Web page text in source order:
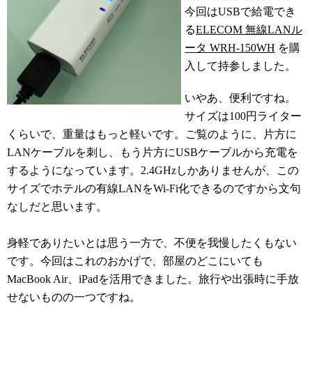
今回はUSBで給電でき
るELECOM 無線LANル
ータ WRH-150WH を購
入して持参しました。
いやあ、便利ですね。
サイズは100円ライター
くらいで、重量はもっと軽いです。ご覧のように、片方に
LANケーブルを刺し、もう片方にUSBケーブルから充電を
するようになっています。2.4GHzしかありませんが、この
サイズでホテルの有線LANをWi-Fi化できるのですから文句
なしだと思います。
身軽でありたいとは思う一方で、不便を我慢したくもない
です。今回はこれのおかげで、部屋のどこにいても
MacBook Air、iPadを活用できました。旅行や出張時に手放
せないものの一つですね。